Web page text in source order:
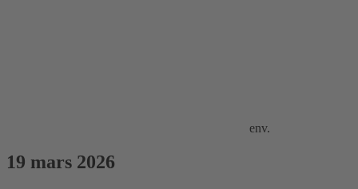
env.
19 mars 2026